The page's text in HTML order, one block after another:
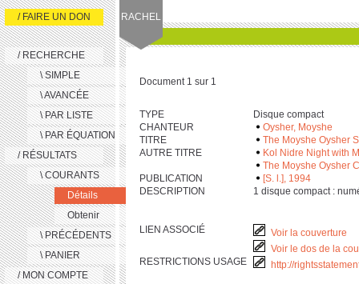
RACHEL
/ FAIRE UN DON
/ RECHERCHE
\ SIMPLE
\ AVANCÉE
\ PAR LISTE
\ PAR ÉQUATION
/ RÉSULTATS
\ COURANTS
Détails
Obtenir
\ PRÉCÉDENTS
\ PANIER
/ MON COMPTE
Document 1 sur 1
TYPE
Disque compact
CHANTEUR
Oysher, Moyshe
TITRE
The Moyshe Oysher
AUTRE TITRE
Kol Nidre Night with
The Moyshe Oysher
PUBLICATION
[S. l.], 1994
DESCRIPTION
‎1 disque compact :
LIEN ASSOCIÉ
Voir la couverture
Voir le dos de la
RESTRICTIONS USAGE
http://